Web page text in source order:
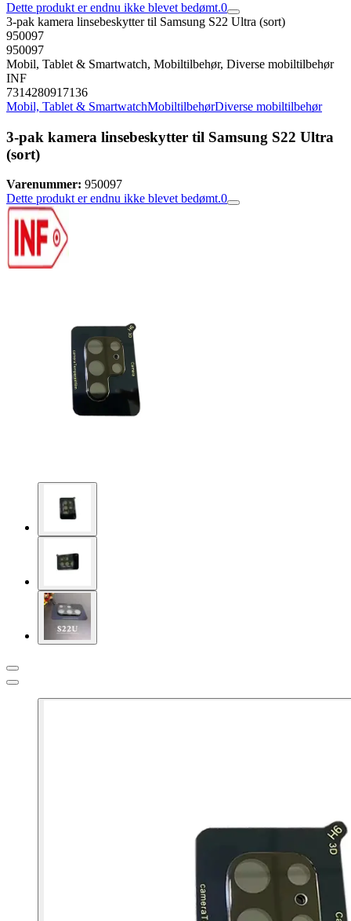
Dette produkt er endnu ikke blevet bedømt.0
3-pak kamera linsebeskytter til Samsung S22 Ultra (sort)
950097
950097
Mobil, Tablet & Smartwatch, Mobiltilbehør, Diverse mobiltilbehør
INF
7314280917136
Mobil, Tablet & SmartwatchMobiltilbehørDiverse mobiltilbehør
3-pak kamera linsebeskytter til Samsung S22 Ultra
(sort)
Varenummer: 950097
Dette produkt er endnu ikke blevet bedømt.0